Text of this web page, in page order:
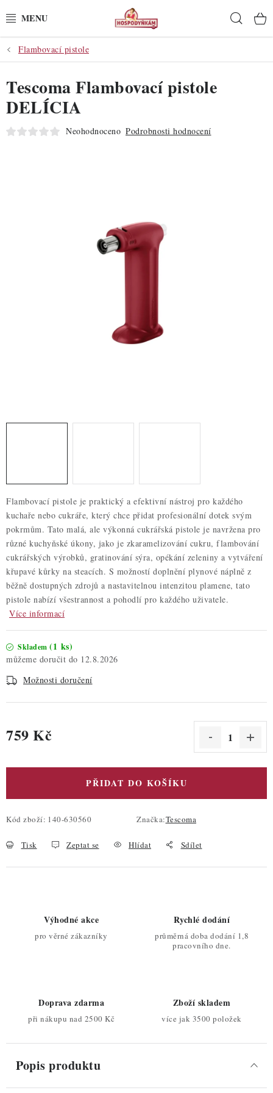
na
POTŘEBY
POMŮCKY
SUROVINY
TÉMATICKÉ PRODUKTY
Hodnocení obchodu
Blog
Moje objednávka
Podmínky ochrany osobních údajů
Flambovací pistole
Flambovací pistole je praktický a efektivní nástroj pro každého
kuchaře nebo cukráře, který chce přidat profesionální dotek svým
pokrmům. Tato malá, ale výkonná cukrářská pistole je navržena pro
různé kuchyňské úkony, jako je zkaramelizování cukru, flambování
cukrářských výrobků, gratinování sýra, opékání zeleniny a vytváření
křupavé kůrky na steacích. S možností doplnění plynové náplně z
běžně dostupných zdrojů a nastavitelnou intenzitou plamene, tato
pistole nabízí všestrannost a pohodlí pro každého uživatele.
Více informací
Skladem (1 ks)
12.8.2026
Možnosti doručení
759 Kč
PŘIDAT DO KOŠÍKU
Kód zboží: 140-630560 Značka:Tescoma
Tisk Zeptat se Hlídat Sdílet
Tescoma Flambovací pistole
DELÍCIA
Neohodnoceno Podrobnosti hodnocení
Výhodné akce
pro věrné zákazníky
Rychlé dodání
průměrná doba dodání 1,8
pracovního dne.
Doprava zdarma
při nákupu nad 2500 Kč
Zboží skladem
více jak 3500 položek
Popis produktu